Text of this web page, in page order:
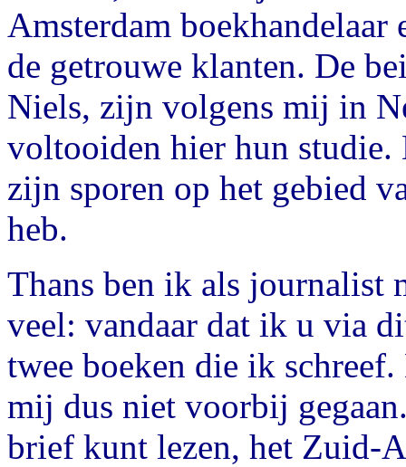
Amsterdam
de getrouwe klanten. De
Niels, zijn volgens mij in
voltooiden hier hun studie.
zijn sporen op het gebied
heb.
Thans ben ik als journalist
veel: vandaar dat ik u via
twee boeken die ik
mij dus niet voorbij
brief kunt lezen, het Zuid-